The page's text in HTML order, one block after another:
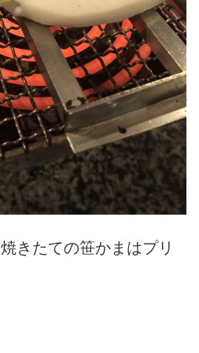
焼きたての笹かまはプリ